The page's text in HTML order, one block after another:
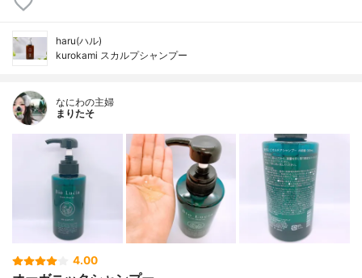
haru(ハル)
kurokami スカルプシャンプー
なにわの主婦
まりたそ
4.00